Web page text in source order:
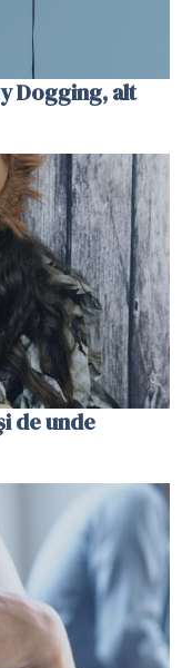
Dogging, alt
de unde